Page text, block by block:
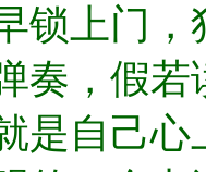
锁上门
奏，假
是自己